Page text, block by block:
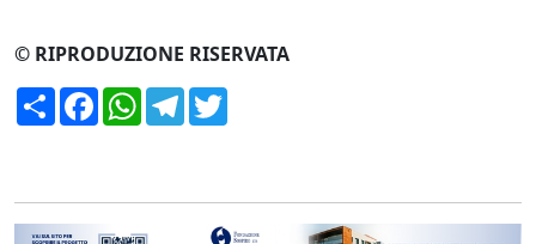
© RIPRODUZIONE RISERVATA
CondividiFacebookWhatsApp
Telegram